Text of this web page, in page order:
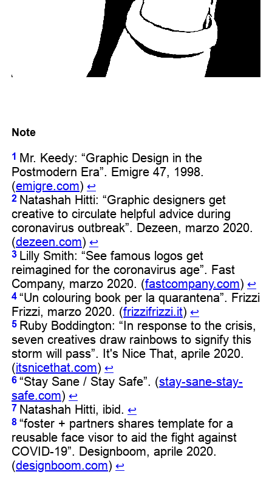
Note
1 Mr. Keedy: “Graphic Design in the
Postmodern Era”. Emigre 47, 1998.
(emigre.com) ↩︎
2 Natashah Hitti: “Graphic designers get
creative to circulate helpful advice during
coronavirus outbreak”. Dezeen, marzo 2020.
(dezeen.com) ↩︎
3 Lilly Smith: “See famous logos get
reimagined for the coronavirus age”. Fast
Company, marzo 2020. (fastcompany.com) ↩︎
4 “Un colouring book per la quarantena”. Frizzi
Frizzi, marzo 2020. (frizzifrizzi.it) ↩︎
5 Ruby Boddington: “In response to the crisis,
seven creatives draw rainbows to signify this
storm will pass”. It's Nice That, aprile 2020.
(itsnicethat.com) ↩︎
6 “Stay Sane / Stay Safe”. (stay-sane-stay-
safe.com) ↩︎
7 Natashah Hitti, ibid. ↩︎
8 “foster + partners shares template for a
reusable face visor to aid the fight against
COVID-19”. Designboom, aprile 2020.
(designboom.com) ↩︎